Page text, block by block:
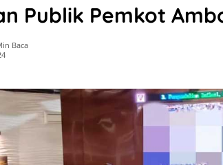
Publik Pemkot
Baca